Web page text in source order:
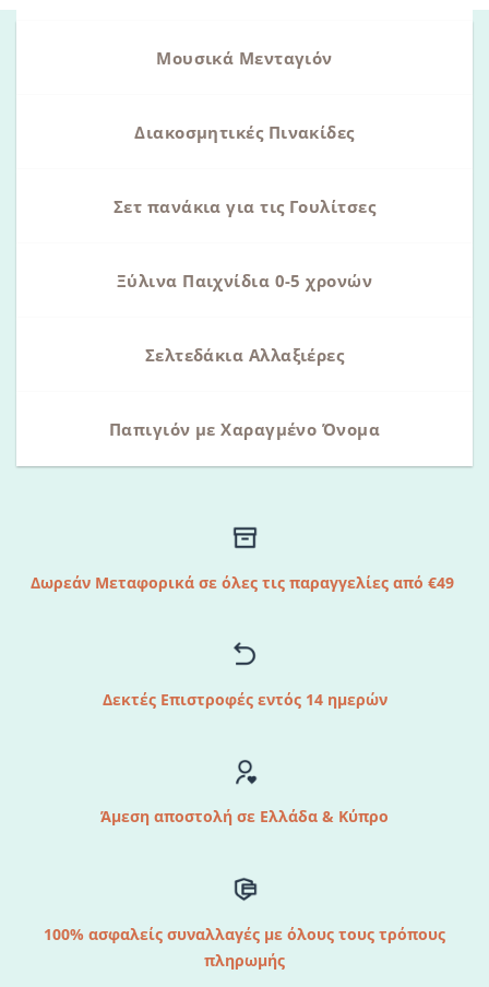
Μουσικά Μενταγιόν
Διακοσμητικές Πινακίδες
Σετ πανάκια για τις Γουλίτσες
Ξύλινα Παιχνίδια 0-5 χρονών
Σελτεδάκια Αλλαξιέρες
Παπιγιόν με Χαραγμένο Όνομα
Δωρεάν Μεταφορικά σε όλες τις παραγγελίες από €49
Δεκτές Επιστροφές εντός 14 ημερών
Άμεση αποστολή σε Ελλάδα & Κύπρο
100% ασφαλείς συναλλαγές με όλους τους τρόπους
πληρωμής